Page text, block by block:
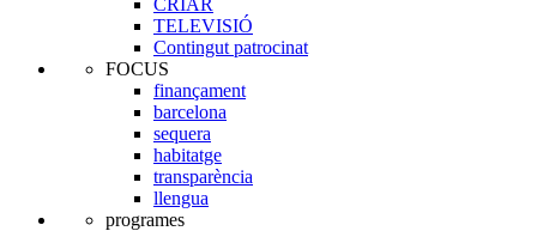
CRIAR
TELEVISIÓ
Contingut patrocinat
FOCUS
finançament
barcelona
sequera
habitatge
transparència
llengua
programes